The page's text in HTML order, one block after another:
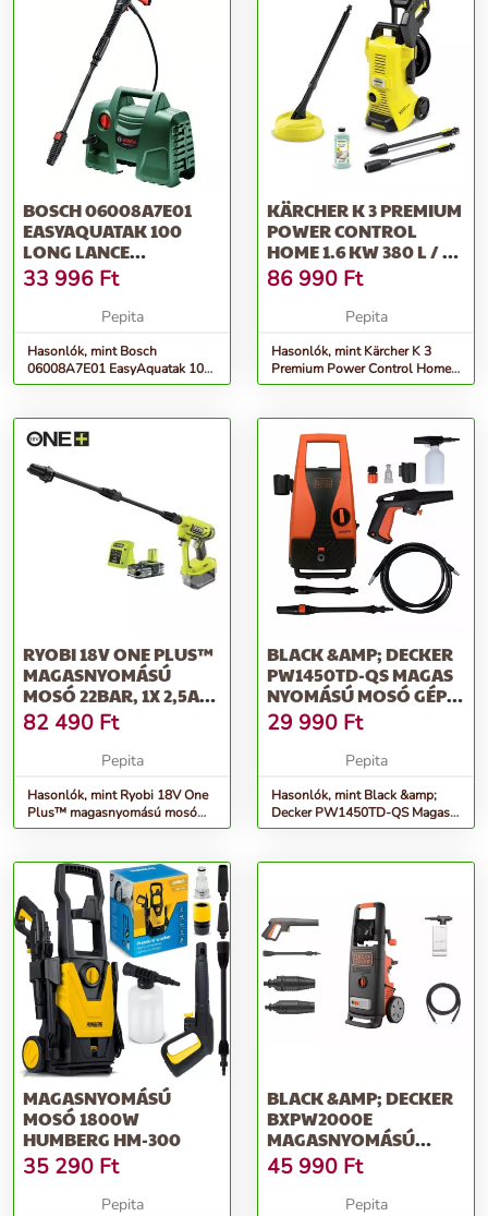
BOSCH 06008A7E01
EASYAQUATAK 100
LONG LANCE
MAGASNYOMÁSÚ
MOSÓ
33 996 Ft
Pepita
Hasonlók, mint Bosch
06008A7E01 EasyAquatak 100
long lance magasnyomású
KÄRCHER K 3 PREMIUM
POWER CONTROL
HOME 1.6 KW 380 L / H
NAGYNYOMÁSÚ MOSÓ
86 990 Ft
Pepita
Hasonlók, mint Kärcher K 3
Premium Power Control Home
1.6 kW 380 l / h Nagynyomású
RYOBI 18V ONE PLUS™
MAGASNYOMÁSÚ
MOSÓ 22BAR, 1X 2,5AH
AKKUMULÁTOR...
82 490 Ft
Pepita
Hasonlók, mint Ryobi 18V One
Plus™ magasnyomású mosó
22bar, 1x 2,5Ah akkumulátor...
BLACK &AMP; DECKER
PW1450TD-QS MAGAS
NYOMÁSÚ MOSÓ GÉP
1400W/ 105 BÁR
29 990 Ft
Pepita
Hasonlók, mint Black &amp;
Decker PW1450TD-QS Magas
nyomású mosó gép 1400W/
MAGASNYOMÁSÚ
MOSÓ 1800W
HUMBERG HM-300
35 290 Ft
Pepita
BLACK &AMP; DECKER
BXPW2000E
MAGASNYOMÁSÚ
MOSÓ, 2000W, 140
BAR, 440 L/H
45 990 Ft
Pepita